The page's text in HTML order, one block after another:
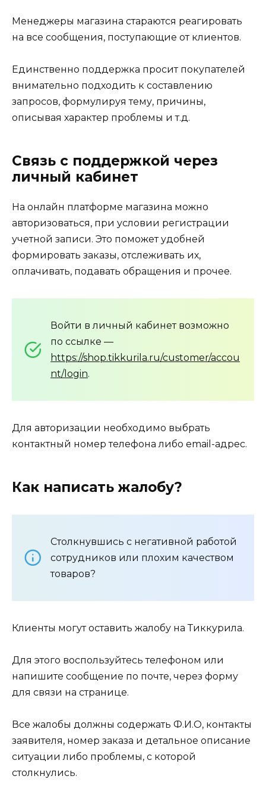
Менеджеры магазина стараются реагировать
на все сообщения, поступающие от клиентов.
Единственно поддержка просит покупателей
внимательно подходить к составлению
запросов, формулируя тему, причины,
описывая характер проблемы и т.д.
Связь с поддержкой через
личный кабинет
На онлайн платформе магазина можно
авторизоваться, при условии регистрации
учетной записи. Это поможет удобней
формировать заказы, отслеживать их,
оплачивать, подавать обращения и прочее.
Войти в личный кабинет возможно
по ссылке —
https://shop.tikkurila.ru/customer/accou
nt/login.
Для авторизации необходимо выбрать
контактный номер телефона либо email-адрес.
Как написать жалобу?
Столкнувшись с негативной работой
сотрудников или плохим качеством
товаров?
Клиенты могут оставить жалобу на Тиккурила.
Для этого воспользуйтесь телефоном или
напишите сообщение по почте, через форму
для связи на странице.
Все жалобы должны содержать Ф.И.О, контакты
заявителя, номер заказа и детальное описание
ситуации либо проблемы, с которой
столкнулись.